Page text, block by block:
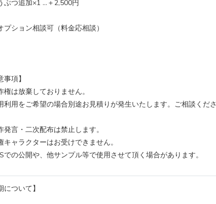
ぶつ追加×1 …＋2,500円
プション相談可（料金応相談）
事項】
権は放棄しておりません。
利用をご希望の場合別途お見積りが発生いたします。ご相談くださ
発言・二次配布は禁止します。
キャラクターはお受けできません。
での公開や、他サンプル等で使用させて頂く場合があります。
について】